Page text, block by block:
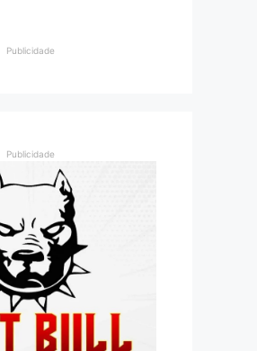
Publicidade
Publicidade